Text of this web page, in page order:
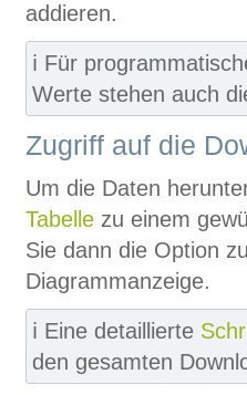
addieren.
ℹ️ Für
Werte stehen auch
Zugriff auf die
Um die Daten
Tabelle zu einem
Sie dann die Option
Diagrammanzeige.
ℹ️ Eine detaillierte
den gesamten